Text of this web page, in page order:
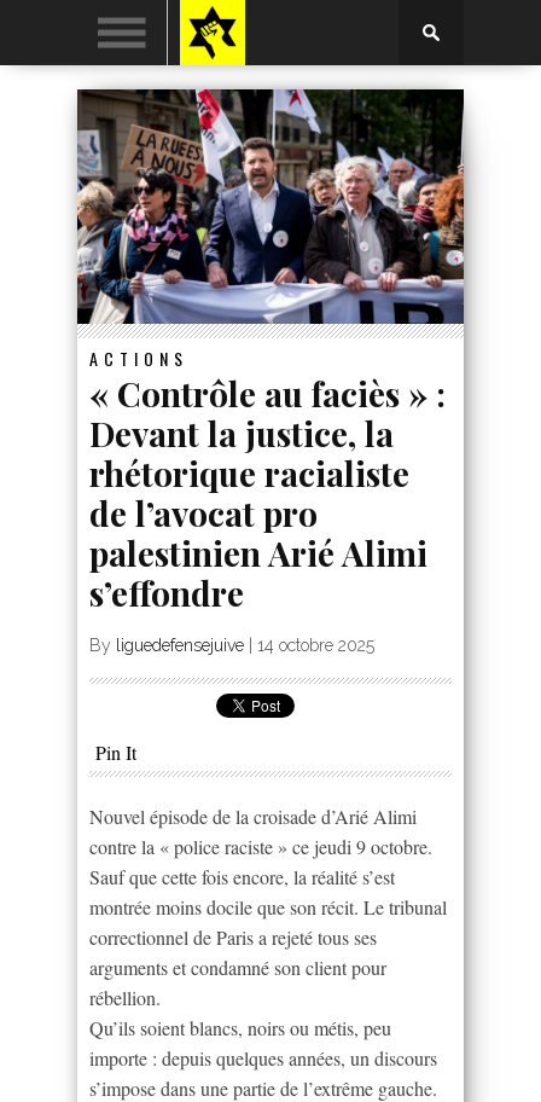
ACTIONS
« Contrôle au faciès » :
Devant la justice, la
rhétorique racialiste
de l’avocat pro
palestinien Arié Alimi
s’effondre
By liguedefensejuive 14 octobre 2025
Pin It
Nouvel épisode de la croisade d’Arié Alimi
contre la « police raciste » ce jeudi 9 octobre.
Sauf que cette fois encore, la réalité s’est
montrée moins docile que son récit. Le tribunal
correctionnel de Paris a rejeté tous ses
arguments et condamné son client pour
rébellion.
Qu’ils soient blancs, noirs ou métis, peu
importe : depuis quelques années, un discours
s’impose dans une partie de l’extrême gauche.